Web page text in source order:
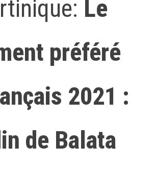
Le
préféré
2021 :
de Balata